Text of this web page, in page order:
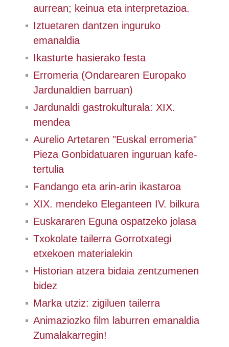
aurrean; keinua eta interpretazioa.
Iztuetaren dantzen inguruko
emanaldia
Ikasturte hasierako festa
Erromeria (Ondarearen Europako
Jardunaldien barruan)
Jardunaldi gastrokulturala: XIX.
mendea
Aurelio Artetaren "Euskal erromeria"
Pieza Gonbidatuaren inguruan kafe-
tertulia
Fandango eta arin-arin ikastaroa
XIX. mendeko Eleganteen IV. bilkura
Euskararen Eguna ospatzeko jolasa
Txokolate tailerra Gorrotxategi
etxekoen materialekin
Historian atzera bidaia zentzumenen
bidez
Marka utziz: zigiluen tailerra
Animaziozko film laburren emanaldia
Zumalakarregin!